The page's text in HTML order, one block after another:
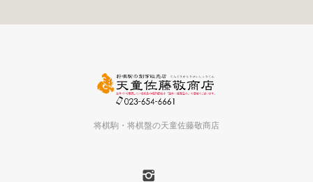
将棋駒・将棋盤の天童佐藤敬商店